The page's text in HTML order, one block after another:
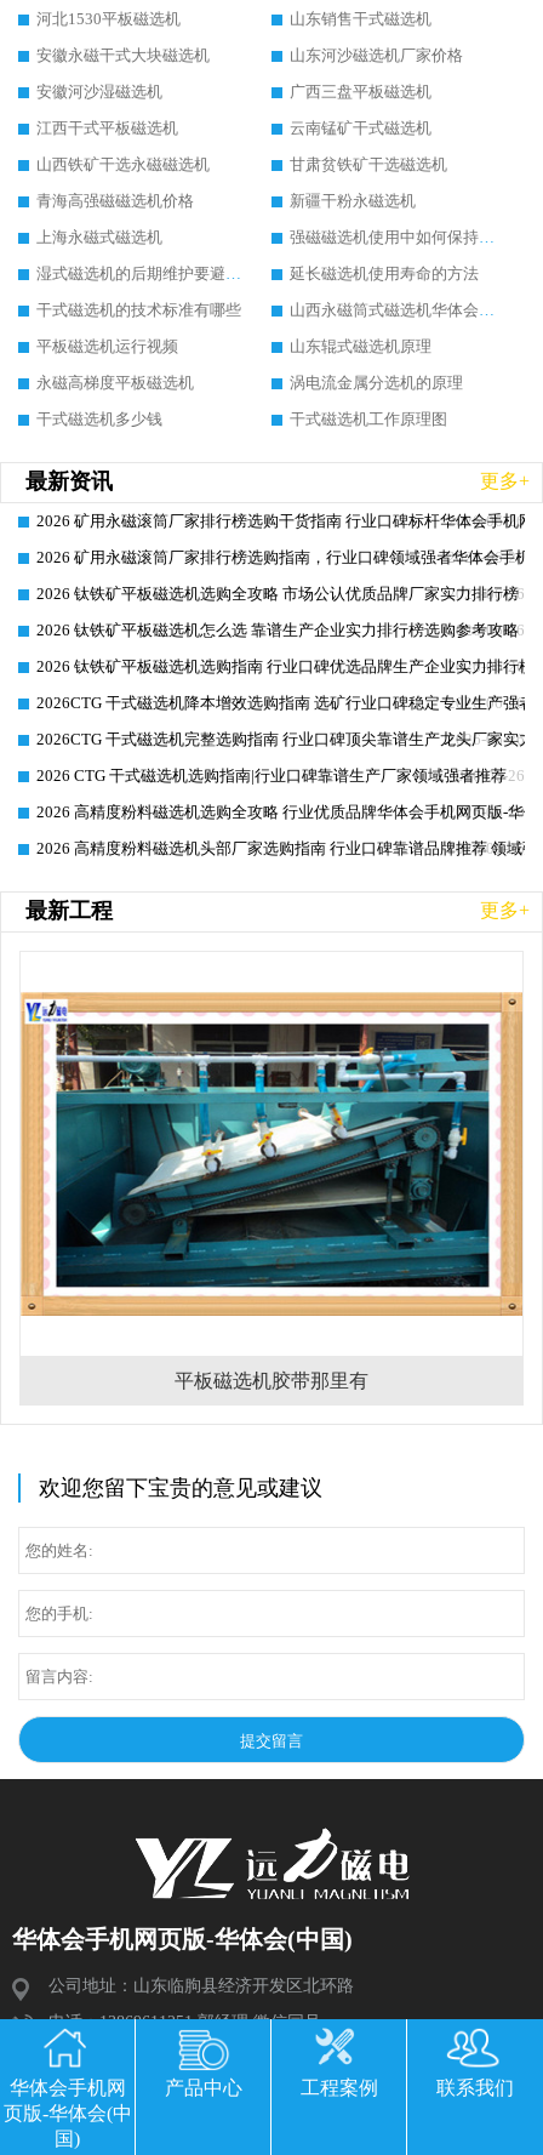
河北1530平板磁选机
山东销售干式磁选机
安徽永磁干式大块磁选机
山东河沙磁选机厂家价格
安徽河沙湿磁选机
广西三盘平板磁选机
江西干式平板磁选机
云南锰矿干式磁选机
山西铁矿干选永磁磁选机
甘肃贫铁矿干选磁选机
青海高强磁磁选机价格
新疆干粉永磁选机
上海永磁式磁选机
强磁磁选机使用中如何保持其顺畅运行
湿式磁选机的后期维护要避开哪些坑
延长磁选机使用寿命的方法
干式磁选机的技术标准有哪些
山西永磁筒式磁选机华体会手机网页版-华体会(中国)
平板磁选机运行视频
山东辊式磁选机原理
永磁高梯度平板磁选机
涡电流金属分选机的原理
干式磁选机多少钱
干式磁选机工作原理图
最新资讯 更多+
2026-06-26
2026 矿用永磁滚筒厂家排行榜选购干货指南 行业口碑标杆华体会手机网
2026-06-26
2026 矿用永磁滚筒厂家排行榜选购指南，行业口碑领域强者华体会手机
2026-06-26
2026 钛铁矿平板磁选机选购全攻略 市场公认优质品牌厂家实力排行榜
2026-06-26
2026 钛铁矿平板磁选机怎么选 靠谱生产企业实力排行榜选购参考攻略
2026-06-26
2026 钛铁矿平板磁选机选购指南 行业口碑优选品牌生产企业实力排行榜
2026-06-26
2026CTG 干式磁选机降本增效选购指南 选矿行业口碑稳定专业生产强者
2026-06-26
2026CTG 干式磁选机完整选购指南 行业口碑顶尖靠谱生产龙头厂家实力
2026-06-26
2026 CTG 干式磁选机选购指南|行业口碑靠谱生产厂家领域强者推荐
2026-06-26
2026 高精度粉料磁选机选购全攻略 行业优质品牌华体会手机网页版-华
2026-06-26
2026 高精度粉料磁选机头部厂家选购指南 行业口碑靠谱品牌推荐 领域
最新工程 更多+
平板磁选机胶带那里有
欢迎您留下宝贵的意见或建议
华体会手机网页版-华体会(中国)
公司地址：山东临朐县经济开发区北环路
电话：13869611251 郭经理 微信同号
传真：0536-3435877
邮箱：2534224609@qq.com
华体会手机网
页版-华体会(中
国)
产品中心 工程案例 联系我们